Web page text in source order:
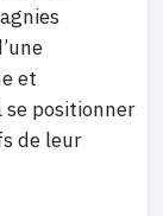
et
positionner
de leur